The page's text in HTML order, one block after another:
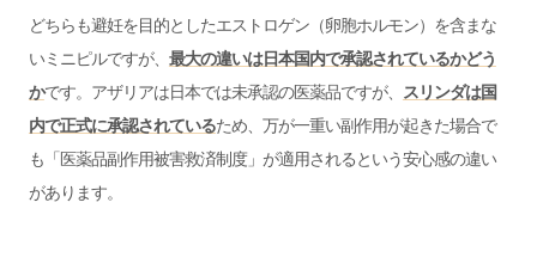
どちらも避妊を目的としたエストロゲン（卵胞ホルモン）を含まな
いミニピルですが、 最大の違いは日本国内で承認されているかどう
かです。アザリアは日本では未承認の医薬品ですが、
スリンダは国
内で正式に承認されているため、万が一重い副作用が起きた場合で
も「 医薬品副作用被害救済制度」が適用されるという安心感の違い
があります。